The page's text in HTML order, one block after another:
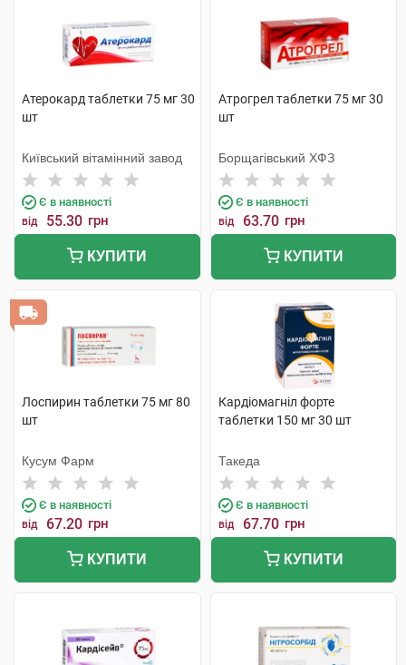
Атерокард таблетки 75 мг 30
шт
Київський вітамінний завод
Є в наявності
від 55.30 грн
КУПИТИ
Атрогрел таблетки 75 мг 30
шт
Борщагівський ХФЗ
Є в наявності
від 63.70 грн
КУПИТИ
Лоспирин таблетки 75 мг 80
шт
Кусум Фарм
Є в наявності
від 67.20 грн
КУПИТИ
Кардіомагніл форте
таблетки 150 мг 30 шт
Такеда
Є в наявності
від 67.70 грн
КУПИТИ